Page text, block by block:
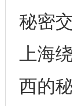
秘密
上海
西的